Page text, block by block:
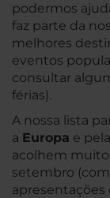
podermos
faz parte da
melhores
eventos
consultar
férias).
A nossa lista
a Europa e pela
acolhem
setembro
apresentações